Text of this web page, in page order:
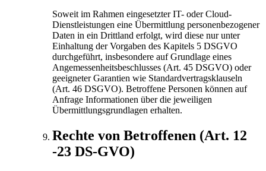
Soweit im Rahmen eingesetzter IT- oder Cloud-
Dienstleistungen eine Übermittlung personenbezogener
Daten in ein Drittland erfolgt, wird diese nur unter
Einhaltung der Vorgaben des Kapitels 5 DSGVO
durchgeführt, insbesondere auf Grundlage eines
Angemessenheitsbeschlusses (Art. 45 DSGVO) oder
geeigneter Garantien wie Standardvertragsklauseln
(Art. 46 DSGVO). Betroffene Personen können auf
Anfrage Informationen über die jeweiligen
Übermittlungsgrundlagen erhalten.
Rechte von Betroffenen (Art. 12
-23 DS-GVO)